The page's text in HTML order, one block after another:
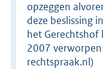
opzeggen
deze beslissing
het Gerechtshof
2007
rechtspraak.nl)